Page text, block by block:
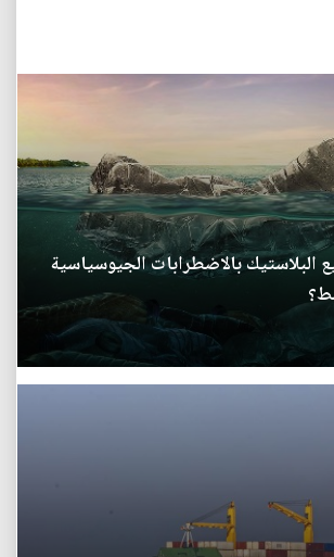
البلاستيك بالاضطرابات الجيوسياسية